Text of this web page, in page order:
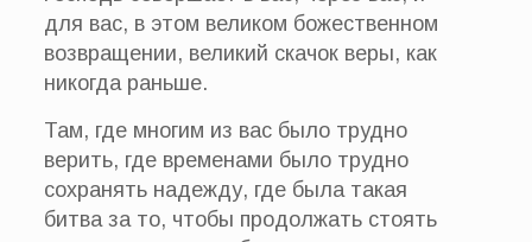
для вас, в этом великом божественном
возвращении, великий скачок веры, как
никогда раньше.
Там, где многим из вас было трудно
верить, где временами было трудно
сохранять надежду, где была такая
битва за то, чтобы продолжать стоять